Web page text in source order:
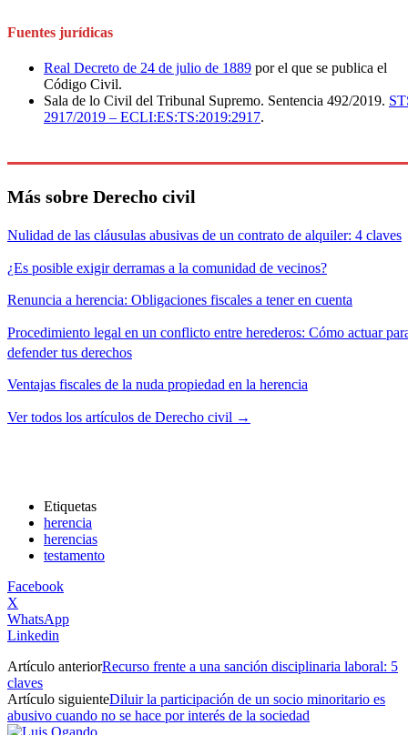
Fuentes jurídicas
Real Decreto de 24 de julio de 1889 por el que se publica el
Código Civil.
Sala de lo Civil del Tribunal Supremo. Sentencia 492/2019.
2917/2019 – ECLI:ES:TS:2019:2917.
Más sobre Derecho civil
Nulidad de las cláusulas abusivas de un contrato de alquiler: 4 claves
¿Es posible exigir derramas a la comunidad de vecinos?
Renuncia a herencia: Obligaciones fiscales a tener en cuenta
Procedimiento legal en un conflicto entre herederos: Cómo actuar
defender tus derechos
Ventajas fiscales de la nuda propiedad en la herencia
Ver todos los artículos de Derecho civil →
Etiquetas
herencia
herencias
testamento
Facebook
X
WhatsApp
Linkedin
Artículo anteriorRecurso frente a una sanción disciplinaria laboral: 5
claves
Artículo siguienteDiluir la participación de un socio minoritario es
abusivo cuando no se hace por interés de la sociedad